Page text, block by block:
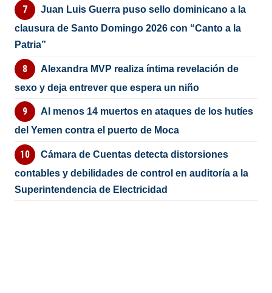
Juan Luis Guerra puso sello dominicano a la
clausura de Santo Domingo 2026 con “Canto a la
Patria”
Alexandra MVP realiza íntima revelación de
sexo y deja entrever que espera un niño
Al menos 14 muertos en ataques de los hutíes
del Yemen contra el puerto de Moca
Cámara de Cuentas detecta distorsiones
contables y debilidades de control en auditoría a la
Superintendencia de Electricidad